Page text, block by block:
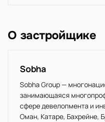
О застройщике
Sobha
Sobha Group —
занимающаяся
сфере девелопмента и
Оман, Катаре, Бахрейне,